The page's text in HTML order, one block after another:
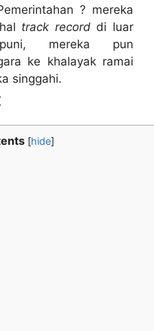
? mereka
track recorddi luar
mereka pun
ke khalayak ramai
singgahi.
[hide]